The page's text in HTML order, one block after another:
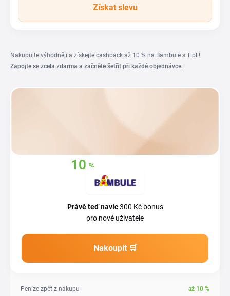
Získat slevu
Nakupujte výhodněji a získejte cashback až 10 % na Bambule s Tipli!
Zapojte se zcela zdarma a začněte šetřit při každé objednávce.
10 %
Právě teď navíc300 Kč bonus
pro nové uživatele
Nakoupit 🛒
Peníze zpět z nákupu až 10 %